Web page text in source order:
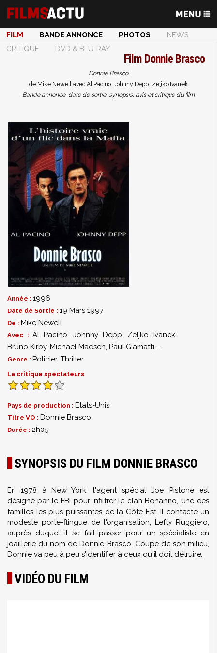
FILM BANDE ANNONCE PHOTOS
NEWS
CRITIQUE
DVD & BLU-RAY
Film Donnie Brasco
Donnie Brasco
de Mike Newell avec Al Pacino, Johnny Depp, Zeljko Ivanek
Bande annonce, date de sortie, synopsis, avis et critique du film
Année : 1996
Date de Sortie : 19 Mars 1997
De : Mike Newell
Avec :Al Pacino, Johnny Depp, Zeljko Ivanek,
Bruno Kirby, Michael Madsen, Paul Giamatti, ...
Genre : Policier, Thriller
La critique spectateurs
Pays de production : États-Unis
Titre VO : Donnie Brasco
Durée : 2h05
SYNOPSIS DU FILM DONNIE BRASCO
En 1978 à New York, l'agent spécial Joe Pistone est
désigné par le FBI pour infiltrer le clan Bonanno, une des
familles les plus puissantes de la Côte Est. Il contacte un
modeste porte-flingue de l'organisation, Lefty Ruggiero,
auprès duquel il se fait passer pour un spécialiste en
joaillerie du nom de Donnie Brasco. Coupe de son milieu,
Donnie va peu à peu s'identifier à ceux qu'il doit détruire.
VIDÉO DU FILM